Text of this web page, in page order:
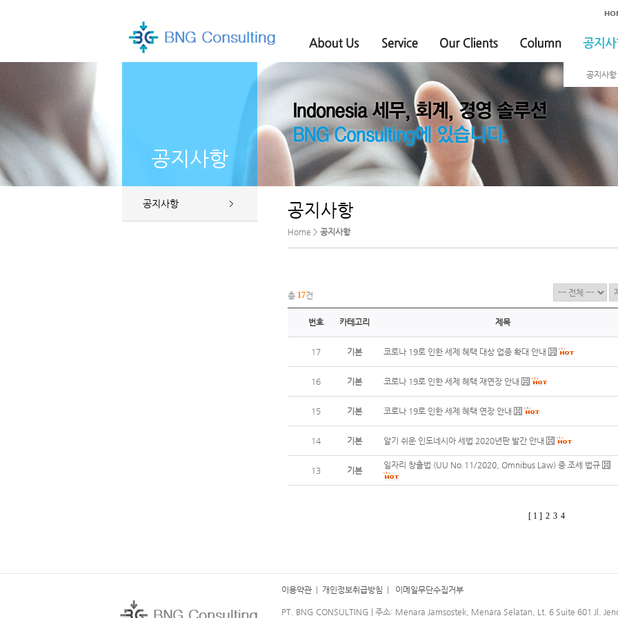
공지사항
공지사항
공지사항 공지사항
Home > 공지사항
총 17건
번호 카테고리 제목
17 기본 코로나 19로 인한 세제 혜택 대상 업종 확대 안내
16 기본 코로나 19로 인한 세제 혜택 재연장 안내
15 기본 코로나 19로 인한 세제 혜택 연장 안내
14 기본 알기 쉬운 인도네시아 세법 2020년판 발간 안내
13 기본
일자리 창출법 (UU No.11/2020, Omnibus Law) 중 조세 법규
[ 1 ] 2 3 4
이용약관 | 개인정보취급방침 | 이메일무단수집거부
PT. BNG CONSULTING | 주소: Menara Jamsostek, Menara Selatan, Lt. 6 Suite 601 Jl.